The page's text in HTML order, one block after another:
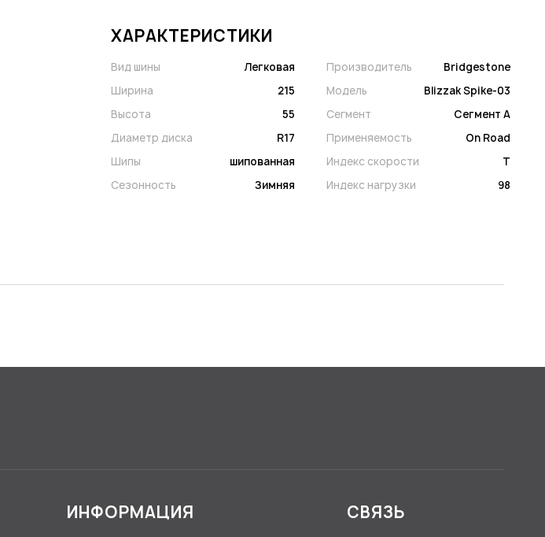
ХАРАКТЕРИСТИКИ
Вид шины
Легковая
Ширина
215
Высота
55
Диаметр диска
R17
Шипы
шипованная
Сезонность
Зимняя
Производитель
Bridgestone
Модель
Blizzak Spike-03
Сегмент
Сегмент A
Применяемость
On Road
Индекс скорости
T
Индекс нагрузки
98
ИНФОРМАЦИЯ СВЯЗЬ